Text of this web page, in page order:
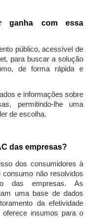
ganha com essa
público, acessível de
para buscar a solução
de forma rápida e
e informações sobre
permitindo-lhe uma
de escolha.
das empresas?
dos consumidores à
não resolvidos
das empresas. As
uma base de dados
da efetividade
insumos para o